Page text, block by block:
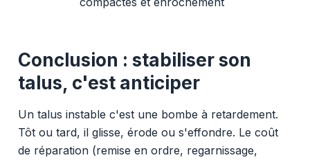
Conclusion : stabiliser son
talus, c'est anticiper
Un talus instable c'est une bombe à retardement.
Tôt ou tard, il glisse, érode ou s'effondre. Le coût
de réparation (remise en ordre, regarnissage,